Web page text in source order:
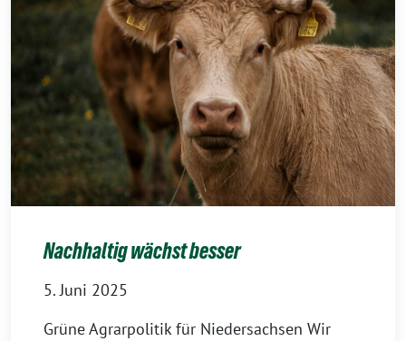
Nachhaltig wächst besser
5. Juni 2025
Grüne Agrarpolitik für Niedersachsen Wir